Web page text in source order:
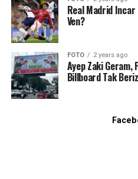
Real Madrid Incar
Ven?
FOTO 2 years ago
Ayep Zaki Geram,
Billboard Tak